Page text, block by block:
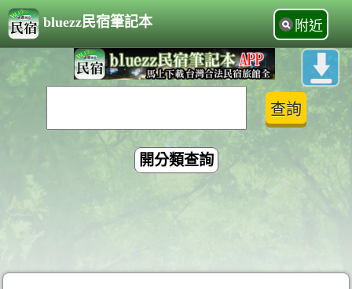
bluezz民宿筆記本 附近
開分類查詢